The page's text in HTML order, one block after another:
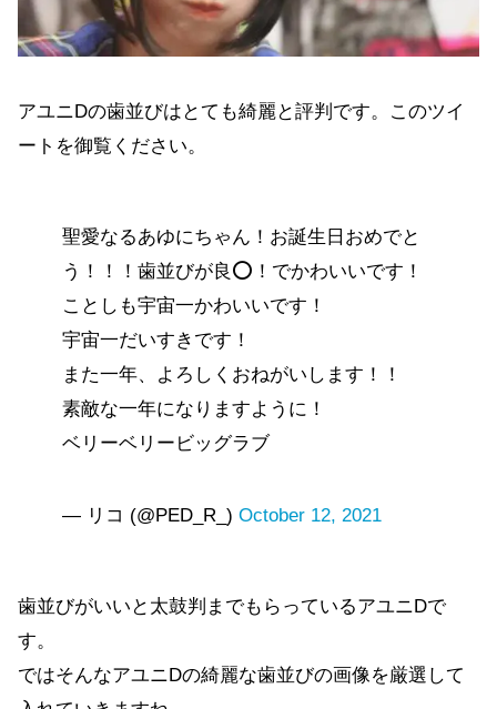
アユニDの歯並びはとても綺麗と評判です。このツイ
ートを御覧ください。
聖愛なるあゆにちゃん！お誕生日おめでと
う！！！歯並びが良⭕️！でかわいいです！
ことしも宇宙一かわいいです！
宇宙一だいすきです！
また一年、よろしくおねがいします！！
素敵な一年になりますように！
ベリーベリービッグラブ
— リコ (@PED_R_) October 12, 2021
歯並びがいいと太鼓判までもらっているアユニDで
す。
ではそんなアユニDの綺麗な歯並びの画像を厳選して